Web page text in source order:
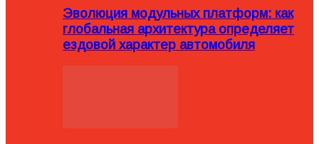
Эволюция модульных платформ: как
глобальная архитектура определяет
ездовой характер автомобиля